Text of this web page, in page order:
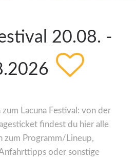
20.08. -
Lacuna Festival: von der
findest du hier alle
zum Programm/Lineup,
oder sonstige